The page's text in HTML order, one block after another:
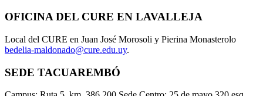
OFICINA DEL CURE EN LAVALLEJA
Local del CURE en Juan José Morosoli y Pierina Monasterolo
bedelia-maldonado@cure.edu.uy.
SEDE TACUAREMBÓ